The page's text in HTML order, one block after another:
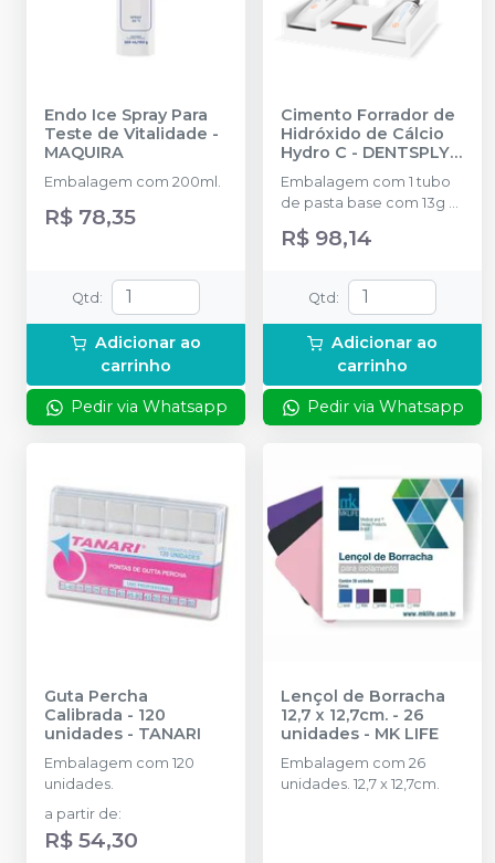
Endo Ice Spray Para
Teste de Vitalidade -
MAQUIRA
Embalagem com 200ml.
R$ 78,35
Qtd:
Adicionar ao
carrinho
Pedir via Whatsapp
Cimento Forrador de
Hidróxido de Cálcio
Hydro C - DENTSPLY
SIRONA
Embalagem com 1 tubo
de pasta base com 13g + 1
catalisadora com 11g e 1
R$ 98,14
Qtd:
Adicionar ao
carrinho
Pedir via Whatsapp
Guta Percha
Calibrada - 120
unidades - TANARI
Embalagem com 120
unidades.
a partir de:
R$ 54,30
Lençol de Borracha
12,7 x 12,7cm. - 26
unidades - MK LIFE
Embalagem com 26
unidades. 12,7 x 12,7cm.